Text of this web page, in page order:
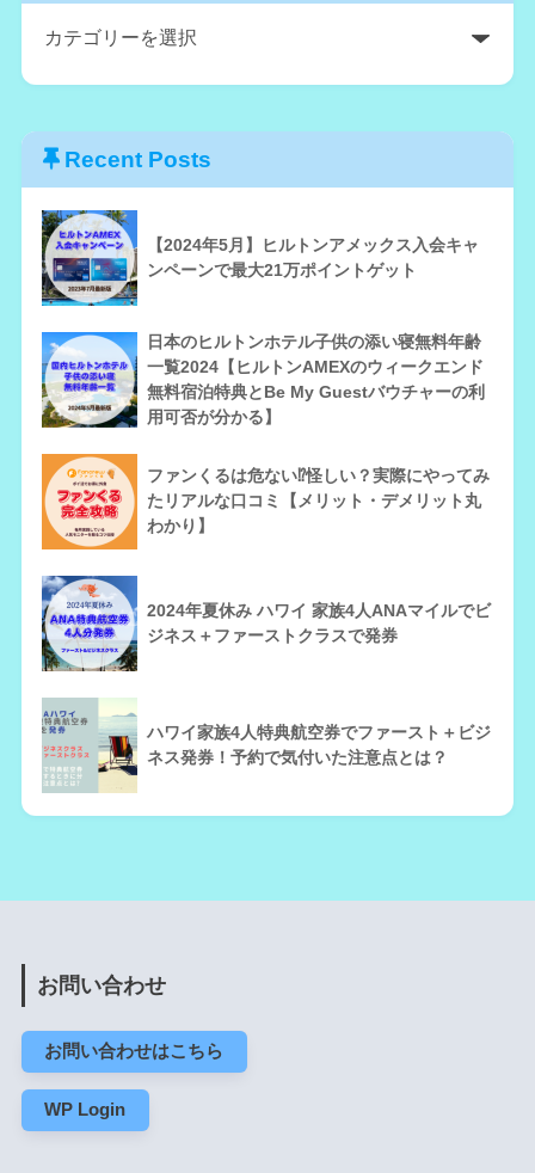
Recent Posts
【2024年5月】ヒルトンアメックス入会キャ
ンペーンで最大21万ポイントゲット
日本のヒルトンホテル子供の添い寝無料年齢
一覧2024【ヒルトンAMEXのウィークエンド
無料宿泊特典とBe My Guestバウチャーの利
用可否が分かる】
ファンくるは危ない⁉怪しい？実際にやってみ
たリアルな口コミ【メリット・デメリット丸
わかり】
2024年夏休み ハワイ 家族4人ANAマイルでビ
ジネス＋ファーストクラスで発券
ハワイ家族4人特典航空券でファースト＋ビジ
ネス発券！予約で気付いた注意点とは？
お問い合わせ
お問い合わせはこちら
WP Login